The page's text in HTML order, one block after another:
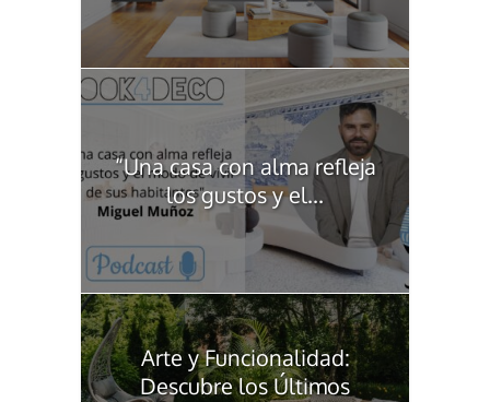
“Una casa con alma refleja
los gustos y el...
Arte y Funcionalidad:
Descubre los Últimos